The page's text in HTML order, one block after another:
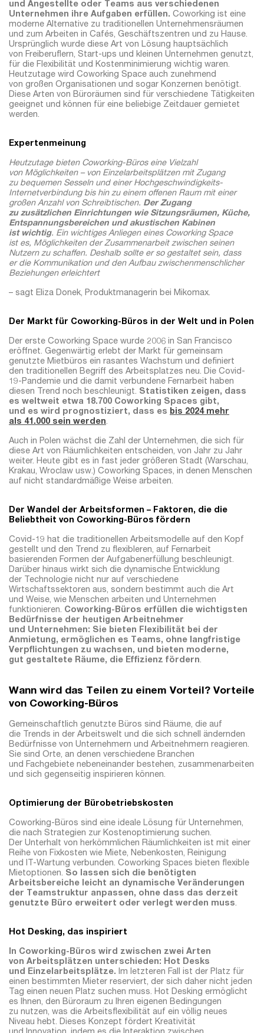
und Angestellte oder Teams aus verschiedenen
Unternehmen ihre Aufgaben erfüllen. Coworking ist eine
moderne Alternative zu traditionellen Unternehmensräumen
und zum Arbeiten in Cafés, Geschäftszentren und zu Hause.
Ursprünglich wurde diese Art von Lösung hauptsächlich
von Freiberuflern, Start-ups und kleinen Unternehmen genutzt,
für die Flexibilität und Kostenminimierung wichtig waren.
Heutzutage wird Coworking Space auch zunehmend
von großen Organisationen und sogar Konzernen benötigt.
Diese Arten von Büroräumen sind für verschiedene Tätigkeiten
geeignet und können für eine beliebige Zeitdauer gemietet
werden.
Expertenmeinung
Heutzutage bieten Coworking-Büros eine Vielzahl
von Möglichkeiten – von Einzelarbeitsplätzen mit Zugang
zu bequemen Sesseln und einer Hochgeschwindigkeits-
Internetverbindung bis hin zu einem offenen Raum mit einer
großen Anzahl von Schreibtischen. Der Zugang
zu zusätzlichen Einrichtungen wie Sitzungsräumen, Küche,
Entspannungsbereichen und akustischen Kabinen
ist wichtig. Ein wichtiges Anliegen eines Coworking Space
ist es, Möglichkeiten der Zusammenarbeit zwischen seinen
Nutzern zu schaffen. Deshalb sollte er so gestaltet sein, dass
er die Kommunikation und den Aufbau zwischenmenschlicher
Beziehungen erleichtert
– sagt Eliza Donek, Produktmanagerin bei Mikomax.
Der Markt für Coworking-Büros in der Welt und in Polen
Der erste Coworking Space wurde 2006 in San Francisco
eröffnet. Gegenwärtig erlebt der Markt für gemeinsam
genutzte Mietbüros ein rasantes Wachstum und definiert
den traditionellen Begriff des Arbeitsplatzes neu. Die Covid-
19-Pandemie und die damit verbundene Fernarbeit haben
diesen Trend noch beschleunigt. Statistiken zeigen, dass
es weltweit etwa 18.700 Coworking Spaces gibt,
und es wird prognostiziert, dass es bis 2024 mehr
als 41.000 sein werden.
Auch in Polen wächst die Zahl der Unternehmen, die sich für
diese Art von Räumlichkeiten entscheiden, von Jahr zu Jahr
weiter. Heute gibt es in fast jeder größeren Stadt (Warschau,
Krakau, Wroclaw usw.) Coworking Spaces, in denen Menschen
auf nicht standardmäßige Weise arbeiten.
Der Wandel der Arbeitsformen – Faktoren, die die
Beliebtheit von Coworking-Büros fördern
Covid-19 hat die traditionellen Arbeitsmodelle auf den Kopf
gestellt und den Trend zu flexibleren, auf Fernarbeit
basierenden Formen der Aufgabenerfüllung beschleunigt.
Darüber hinaus wirkt sich die dynamische Entwicklung
der Technologie nicht nur auf verschiedene
Wirtschaftssektoren aus, sondern bestimmt auch die Art
und Weise, wie Menschen arbeiten und Unternehmen
funktionieren. Coworking-Büros erfüllen die wichtigsten
Bedürfnisse der heutigen Arbeitnehmer
und Unternehmen: Sie bieten Flexibilität bei der
Anmietung, ermöglichen es Teams, ohne langfristige
Verpflichtungen zu wachsen, und bieten moderne,
gut gestaltete Räume, die Effizienz fördern.
Wann wird das Teilen zu einem Vorteil? Vorteile
von Coworking-Büros
Gemeinschaftlich genutzte Büros sind Räume, die auf
die Trends in der Arbeitswelt und die sich schnell ändernden
Bedürfnisse von Unternehmern und Arbeitnehmern reagieren.
Sie sind Orte, an denen verschiedene Branchen
und Fachgebiete nebeneinander bestehen, zusammenarbeiten
und sich gegenseitig inspirieren können.
Optimierung der Bürobetriebskosten
Coworking-Büros sind eine ideale Lösung für Unternehmen,
die nach Strategien zur Kostenoptimierung suchen.
Der Unterhalt von herkömmlichen Räumlichkeiten ist mit einer
Reihe von Fixkosten wie Miete, Nebenkosten, Reinigung
und IT-Wartung verbunden. Coworking Spaces bieten flexible
Mietoptionen. So lassen sich die benötigten
Arbeitsbereiche leicht an dynamische Veränderungen
der Teamstruktur anpassen, ohne dass das derzeit
genutzte Büro erweitert oder verlegt werden muss.
Hot Desking, das inspiriert
In Coworking-Büros wird zwischen zwei Arten
von Arbeitsplätzen unterschieden: Hot Desks
und Einzelarbeitsplätze. Im letzteren Fall ist der Platz für
einen bestimmten Mieter reserviert, der sich daher nicht jeden
Tag einen neuen Platz suchen muss. Hot Desking ermöglicht
es Ihnen, den Büroraum zu Ihren eigenen Bedingungen
zu nutzen, was die Arbeitsflexibilität auf ein völlig neues
Niveau hebt. Dieses Konzept fördert Kreativität